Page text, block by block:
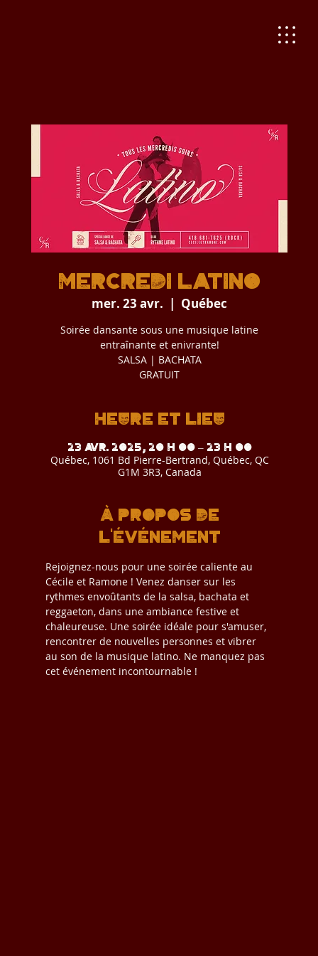
Mercredi Latino
mer. 23 avr.
  |
Québec
Soirée dansante sous une musique latine
entraînante et enivrante!
SALSA | BACHATA
GRATUIT
Heure et lieu
23 avr. 2025, 20 h 00 – 23 h 00
Québec, 1061 Bd Pierre-Bertrand, Québec, QC
G1M 3R3, Canada
À propos de
l'événement
Rejoignez-nous pour une soirée caliente au
Cécile et Ramone ! Venez danser sur les
rythmes envoûtants de la salsa, bachata et
reggaeton, dans une ambiance festive et
chaleureuse. Une soirée idéale pour s'amuser,
rencontrer de nouvelles personnes et vibrer
au son de la musique latino. Ne manquez pas
cet événement incontournable !